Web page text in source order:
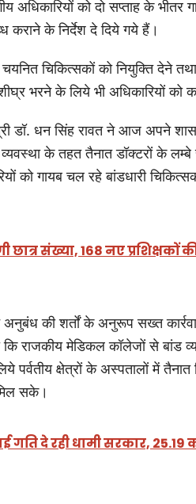
अधिकारियों को दो सप्ताह के भीतर
कराने के निर्देश दे दिये गये हैं।
चिकित्सकों को नियुक्ति देने तथा
भरने के लिये भी अधिकारियों को
डॉ. धन सिंह रावत ने आज अपने
के तहत तैनात डॉक्टरों के
को गायब चल रहे बांडधारी
संख्या, 168 नए प्रशिक्षकों
अनुबंध की शर्तों के अनुरूप सख्त
कि राजकीय मेडिकल कॉलेजों से
पर्वतीय क्षेत्रों के अस्पतालों में तैनात
सके।
गति दे रही धामी सरकार,